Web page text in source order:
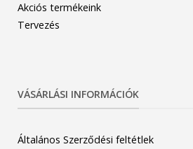
Akciós termékeink
Tervezés
VÁSÁRLÁSI INFORMÁCIÓK
Általános Szerződési feltétlek